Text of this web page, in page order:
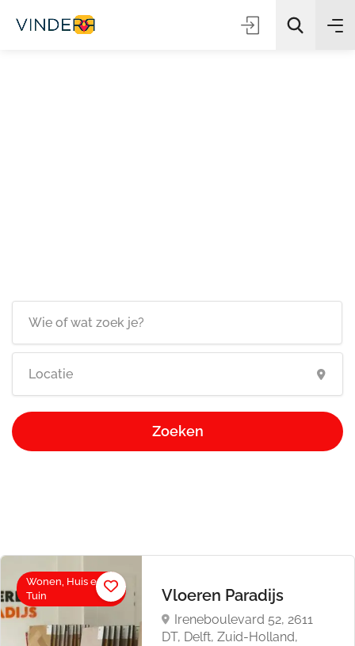
Zoeken
Wonen, Huis en
Tuin
Vloeren Paradijs
Ireneboulevard 52, 2611
DT, Delft, Zuid-Holland,